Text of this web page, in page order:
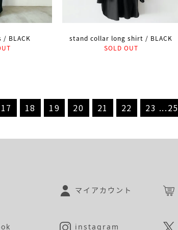
BLACK
stand collar long shirt / BLACK
SOLD OUT
17 18 19 20 21 22 23 ...25
マイアカウント
instagram